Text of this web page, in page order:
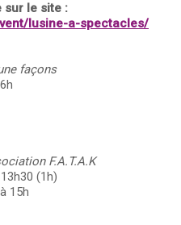
sur le site :
lusine-a-spectacles/
façons
F.A.T.A.K
(1h)
15h